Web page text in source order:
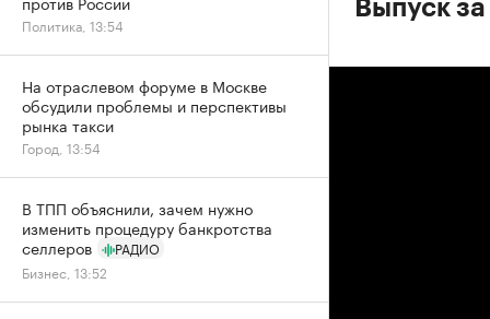
Выпуск
Политика, 13:54
На отраслевом форуме в Москве
обсудили проблемы и перспективы
рынка такси
Город, 13:54
В ТПП объяснили, зачем нужно
изменить процедуру банкротства
селлеров
РАДИО
Бизнес, 13:52